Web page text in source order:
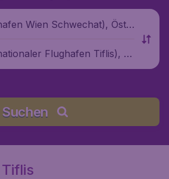
Wien Schwechat), Öste
Flughafen Tiflis), G
Suchen